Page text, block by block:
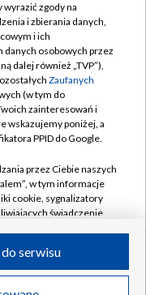
w likwidacji
zgody na
i zbierania danych,
i ich
danych osobowych przez
dalej również „TVP”),
Zaufanych
(w tym do
zainteresowań i
wskazujemy poniżej, a
PPID do Google.
przez Ciebie naszych
w tym informacje
cookie, sygnalizatory
świadczenie
przez Ciebie
serwisu